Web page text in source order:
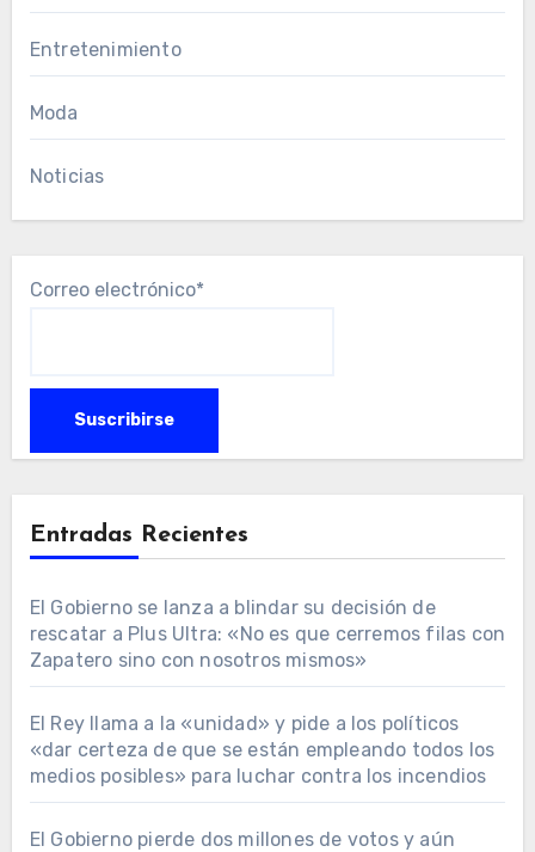
Entretenimiento
Moda
Noticias
Correo electrónico*
Entradas Recientes
El Gobierno se lanza a blindar su decisión de
rescatar a Plus Ultra: «No es que cerremos filas con
Zapatero sino con nosotros mismos»
El Rey llama a la «unidad» y pide a los políticos
«dar certeza de que se están empleando todos los
medios posibles» para luchar contra los incendios
El Gobierno pierde dos millones de votos y aún